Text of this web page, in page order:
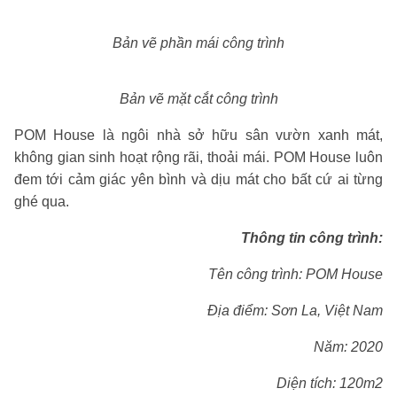
Bản vẽ phần mái công trình
Bản vẽ mặt cắt công trình
POM House là ngôi nhà sở hữu sân vườn xanh mát,
không gian sinh hoạt rộng rãi, thoải mái. POM House luôn
đem tới cảm giác yên bình và dịu mát cho bất cứ ai từng
ghé qua.
Thông tin công trình:
Tên công trình: POM House
Địa điểm: Sơn La, Việt Nam
Năm: 2020
Diện tích: 120m2